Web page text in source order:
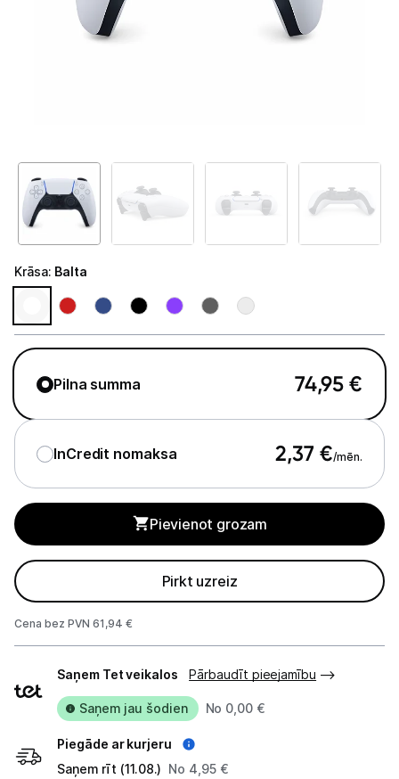
TV iekārtas
Microsoft Xbox
Nintendo Switch
Asus Rog
Lenovo Legion
Spēles
Datortehnika
GAMING pasaule >
Audio
Stacionārie datori un piederumi
Spēļu konsoles un piederumi
Sony PlayStation
Krāsa: Balta
Pilna summa 74,95 €
InCredit nomaksa 2,37 €/mēn.
Pievienot grozam
Pirkt uzreiz
Cena bez PVN 61,94 €
veidi
Saņem Tet veikalos Pārbaudīt pieejamību
Saņem jau šodien No 0,00 €
Piegāde ar kurjeru
Saņem rīt (11.08.) No 4,95 €